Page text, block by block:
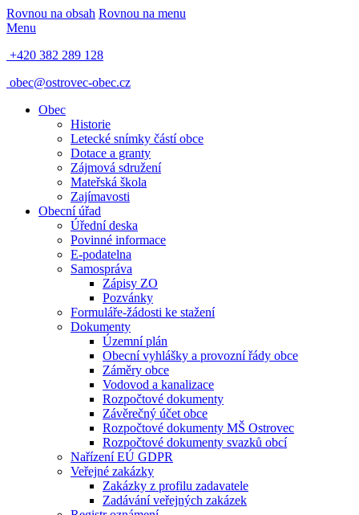
Rovnou na obsah Rovnou na menu
Menu
+420 382 289 128
obec@ostrovec-obec.cz
Obec
Historie
Letecké snímky částí obce
Dotace a granty
Zájmová sdružení
Mateřská škola
Zajímavosti
Obecní úřad
Úřední deska
Povinné informace
E-podatelna
Samospráva
Zápisy ZO
Pozvánky
Formuláře-žádosti ke stažení
Dokumenty
Územní plán
Obecní vyhlášky a provozní řády obce
Záměry obce
Vodovod a kanalizace
Rozpočtové dokumenty
Závěrečný účet obce
Rozpočtové dokumenty MŠ Ostrovec
Rozpočtové dokumenty svazků obcí
Nařízení EÚ GDPR
Veřejné zakázky
Zakázky z profilu zadavatele
Zadávání veřejných zakázek